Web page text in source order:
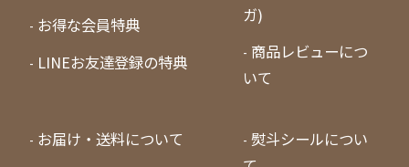
お得な会員特典
LINEお友達登録の特典
ガ)
商品レビューにつ
いて
お届け・送料について
熨斗シールについ